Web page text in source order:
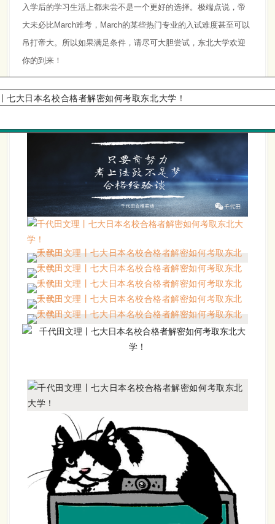
入学后的学习生活上都未尝不是一个更好的选择。极端点说，帝
大未必比March难考，March的某些热门专业的入试难度甚至可以
吊打帝大。所以如果满足条件，请尽可大胆尝试，东北大学欢迎
你的到来！